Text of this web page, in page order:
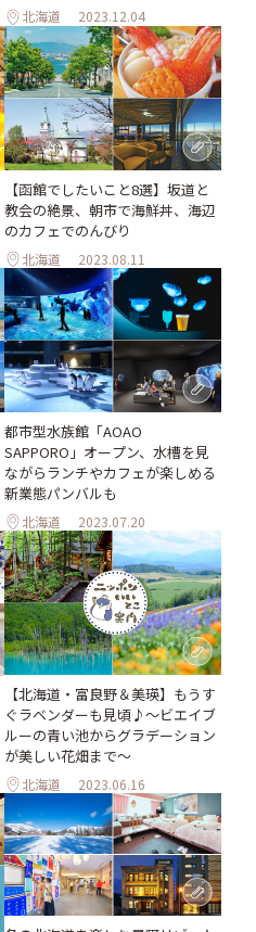
北海道 2023.12.04
【函館でしたいこと8選】坂道と
教会の絶景、朝市で海鮮丼、海辺
のカフェでのんびり
北海道 2023.08.11
都市型水族館「AOAO
SAPPORO」オープン、水槽を見
ながらランチやカフェが楽しめる
新業態パンバルも
北海道 2023.07.20
【北海道・富良野＆美瑛】もうす
ぐラベンダーも見頃♪～ビエイブ
ルーの青い池からグラデーション
が美しい花畑まで～
北海道 2023.06.16